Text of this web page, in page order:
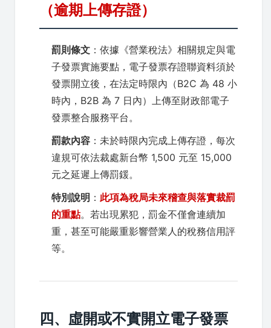
（逾期上傳存證）
罰則條文 ：依據《營業稅法》相關規定與電
子發票實施要點，電子發票存證聯資料須於
發票開立後，在法定時限內（B2C 為 48 小
時內，B2B 為 7 日內）上傳至財政部電子
發票整合服務平台。
罰款內容 ：未於時限內完成上傳存證，每次
違規可依法裁處新台幣 1,500 元至 15,000
元之延遲上傳罰鍰。
特別說明 ： 此項為稅局未來稽查與落實裁罰
的重點。若出現累犯，罰金不僅會連續加
重，甚至可能嚴重影響營業人的稅務信用評
等。
四、虛開或不實開立電子發票